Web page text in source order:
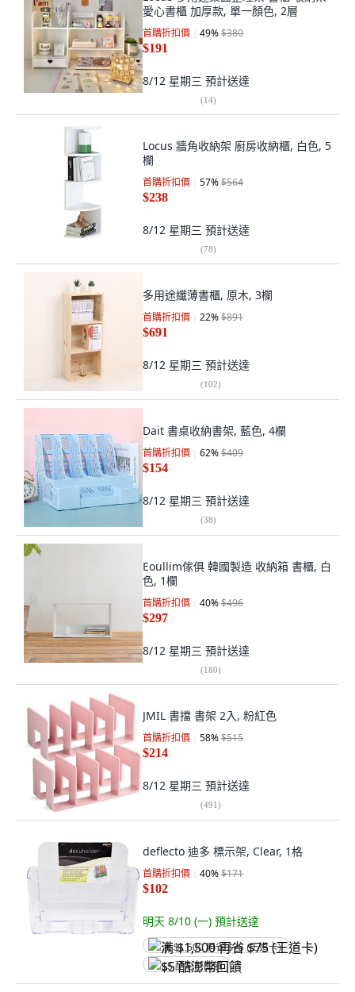
愛心書櫃 加厚款, 單一顏色, 2層
首購折扣價 49%$380
$191
8/12 星期三 預計送達
(14)
Locus 牆角收納架 廚房收納櫃, 白色, 5
欄
首購折扣價 57%$564
$238
8/12 星期三 預計送達
(78)
多用途纖薄書櫃, 原木, 3欄
首購折扣價 22%$891
$691
8/12 星期三 預計送達
(102)
Dait 書桌收納書架, 藍色, 4欄
首購折扣價 62%$409
$154
8/12 星期三 預計送達
(38)
Eoullim傢俱 韓國製造 收納箱 書櫃, 白
色, 1欄
首購折扣價 40%$496
$297
8/12 星期三 預計送達
(180)
JMIL 書擋 書架 2入, 粉紅色
首購折扣價 58%$515
$214
8/12 星期三 預計送達
(491)
deflecto 迪多 標示架, Clear, 1格
首購折扣價 40%$171
$102
明天 8/10 (一) 預計送達
满 $1,500 再省 $75 (王道卡)
$5 酷澎幣回饋